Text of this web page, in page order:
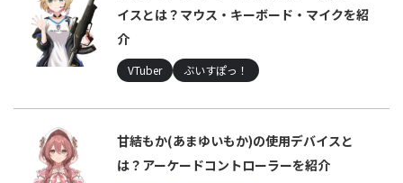
イスとは？マウス・キーボード・マイクを紹
介
VTuber ぶいすぽっ！
甘結もか(あまゆいもか)の使用デバイスと
は？アーケードコントローラーを紹介